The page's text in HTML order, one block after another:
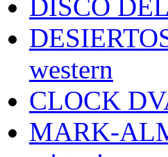
DISCO
western
CLOCK
MARK-